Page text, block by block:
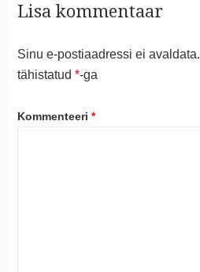
Lisa kommentaar
Sinu e-postiaadressi ei avaldata.
tähistatud *-ga
Kommenteeri *